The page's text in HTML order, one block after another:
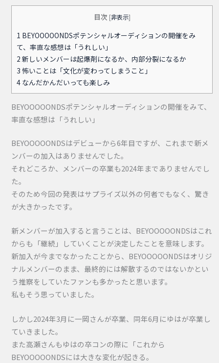
目次 [非表示]
1 BEYOOOOONDSポテンシャルオーディションの開催をみ
て、率直な感想は「うれしい」
2 新しいメンバーは起爆剤になるか、内部分裂になるか
3 怖いことは「文化が変わってしまうこと」
4 なんだかんだいっても楽しみ
BEYOOOOONDSポテンシャルオーディションの開催をみて、
率直な感想は「うれしい」
BEYOOOOONDSはデビューから6年目ですが、これまで新メ
ンバーの加入はありませんでした。
それどころか、メンバーの卒業も2024年までありませんでし
た。
そのため今回の発表はサプライズ以外の何者でもなく、驚き
が大きかったです。
新メンバーが加入すると言うことは、BEYOOOOONDSはこれ
からも「継続」していくことが決定したことを意味します。
新加入が今までなかったことから、BEYOOOOONDSはオリジ
ナルメンバーのまま、最終的には解散するのではないかとい
う推察をしていたファンも多かったと思います。
私もそう思っていました。
しかし2024年3月に一岡さんが卒業、同年6月にゆはが卒業し
ていきました。
また高瀬さんもゆはの卒コンの際に「これから
BEYOOOOONDSには大きな変化が起きる。